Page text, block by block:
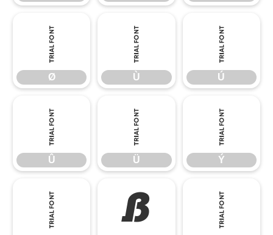
Ø
Ø
Ù
Ù
Ú
Ú
Û
Û
Ü
Ü
Ý
Ý
Þ ß à